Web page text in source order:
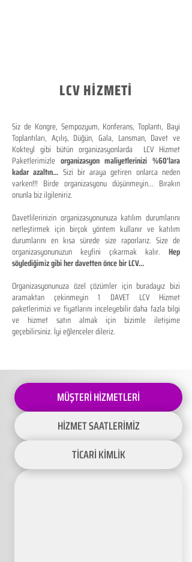
LCV HİZMETİ
Siz de Kongre, Sempozyum, Konferans, Toplantı, Bayi
Toplantıları, Açılış, Düğün, Gala, Lansman, Davet ve
Kokteyl gibi bütün organizasyonlarda LCV Hizmet
Paketlerimizle organizasyon maliyetlerinizi %60'lara
kadar azaltın... Sizi bir araya getiren onlarca neden
varken!!! Birde organizasyonu düşünmeyin... Bırakın
onunla biz ilgileniriz.
Davetlilerinizin organizasyonunuza katılım durumlarını
netleştirmek için birçok yöntem kullanır ve katılım
durumlarını en kısa sürede size raporlarız. Size de
organizasyonunuzun keyfini çıkarmak kalır. Hep
söylediğimiz gibi her davetten önce bir LCV...
Organizasyonunuza özel çözümler için buradayız bizi
aramaktan çekinmeyin 1 DAVET LCV Hizmet
paketlerimizi ve fiyatlarını inceleyebilir daha fazla bilgi
ve hizmet satın almak için bizimle iletişime
geçebilirsiniz. İyi eğlenceler dileriz.
MÜŞTERİ HİZMETLERİ
HİZMET SAATLERİMİZ
TİCARİ KİMLİK